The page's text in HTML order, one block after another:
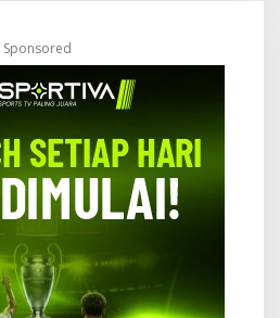
Sponsored